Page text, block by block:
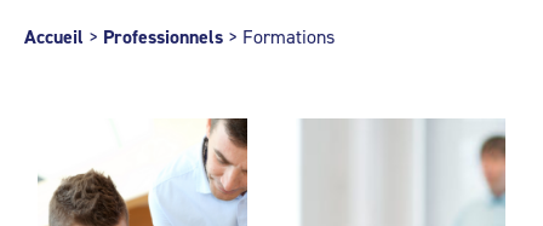
Accueil > Professionnels > Formations